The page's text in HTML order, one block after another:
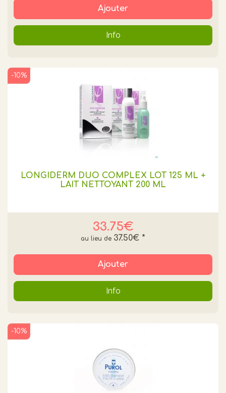
Ajouter
Info
LONGIDERM DUO COMPLEX LOT 125 ML +
LAIT NETTOYANT 200 ML
33.75€
-10%
37.50€ *
Ajouter
Info
-10%